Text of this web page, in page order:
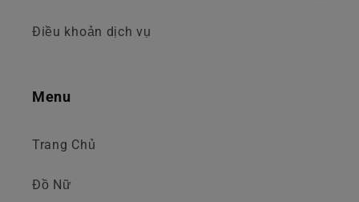
Điều khoản dịch vụ
Menu
Trang Chủ
Đồ Nữ